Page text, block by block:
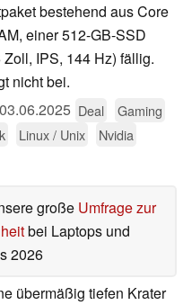
bestehend aus Core
einer 512-GB-SSD
IPS, 144 Hz) fällig.
nicht bei.
03.06.2025 Deal
Gaming
Linux / Unix
Nvidia
große Umfrage zur
bei Laptops und
2026
übermäßig tiefen Krater